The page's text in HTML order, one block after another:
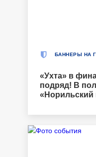
БАННЕРЫ НА
«Ухта» в
подряд! В
«Норильский